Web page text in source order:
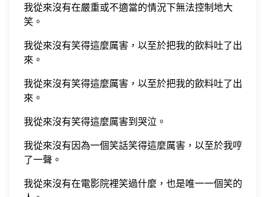
我從來沒有在嚴重或不適當的情況下無法控制地大
笑。
我從來沒有笑得這麼厲害，以至於把我的飲料吐了出
來。
我從來沒有笑得這麼厲害，以至於把我的飲料吐了出
來。
我從來沒有笑得這麼厲害到哭泣。
我從來沒有因為一個笑話笑得這麼厲害，以至於我哼
了一聲。
我從來沒有在電影院裡笑過什麼，也是唯一一個笑的